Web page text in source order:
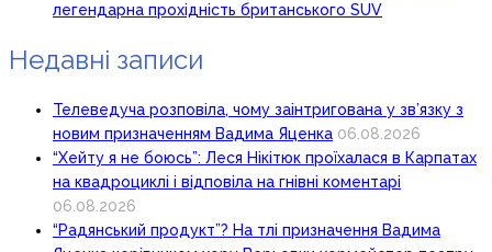
легендарна прохідність британського SUV
Недавні записи
Телеведуча розповіла, чому заінтригована у зв’язку з
новим призначенням Вадима Яценка 06.08.2026
“Хейту я не боюсь”: Леся Нікітюк проїхалася в Карпатах
на квадроциклі і відповіла на гнівні коментарі
06.08.2026
“Радянський продукт”? На тлі призначення Вадима